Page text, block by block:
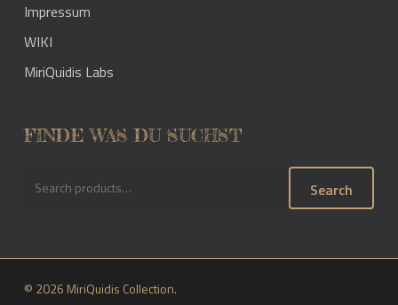
Impressum
WIKI
MiriQuidis Labs
FINDE WAS DU SUCHST
Search
© 2026 MiriQuidis Collection.